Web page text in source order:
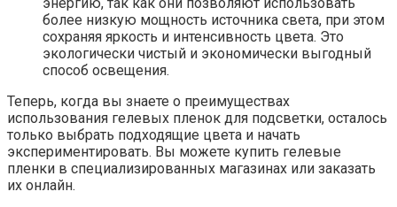
более низкую мощность источника света, при этом
сохраняя яркость и интенсивность цвета. Это
экологически чистый и экономически выгодный
способ освещения.
Теперь, когда вы знаете о преимуществах
использования гелевых пленок для подсветки, осталось
только выбрать подходящие цвета и начать
экспериментировать. Вы можете купить гелевые
пленки в специализированных магазинах или заказать
их онлайн.